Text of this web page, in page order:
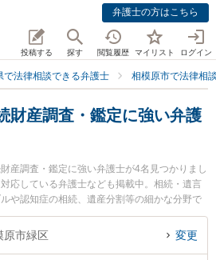
弁護士の方はこちら
投稿する 探す 閲覧履歴 マイリスト ログイン
で法律相談できる弁護士 相模原市で法律相
財産調査・鑑定に強い弁護
産調査・鑑定に強い弁護士が4名見つかりまし
応している弁護士なども掲載中。相続・遺言
や認知症の相続、遺産分割等の細かな分野で
特に橋本さがみ総合法律事務所の井田 翔太弁
務所 相模原支店の福本 拓眞弁護士、橋本さが
原市緑区 変更